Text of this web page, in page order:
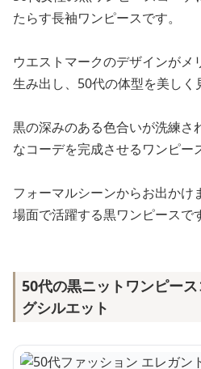
たらす長袖ワンピースです。
ウエストマークのデザインがメ
生み出し、50代の体型を美しく
黒の深みのある色合いが洗練さ
なコーデを完成させるワンピー
フォーマルシーンからお出かけ
場面で活躍する黒ワンピースで
50代の黒ニットワンピー
グシルエット